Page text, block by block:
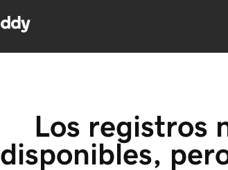
Los registros
disponibles,